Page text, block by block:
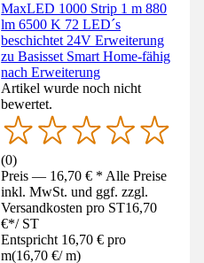
MaxLED 1000 Strip 1 m 880
lm 6500 K 72 LED´s
beschichtet 24V Erweiterung
zu Basisset Smart Home-fähig
nach Erweiterung
Artikel wurde noch nicht
bewertet.
(0)
Preis — 16,70 € * Alle Preise
inkl. MwSt. und ggf. zzgl.
Versandkosten pro ST16,70
€*/ ST
Entspricht 16,70 € pro
m(16,70 €/ m)